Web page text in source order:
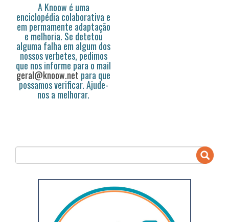
A Knoow é uma
enciclopédia colaborativa e
em permamente adaptação
e melhoria. Se detetou
alguma falha em algum dos
nossos verbetes, pedimos
que nos informe para o mail
geral@knoow.net para que
possamos verificar. Ajude-
nos a melhorar.